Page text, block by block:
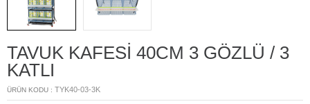
TAVUK KAFESİ 40CM 3 GÖZLÜ / 3
KATLI
ÜRÜN KODU : TYK40-03-3K